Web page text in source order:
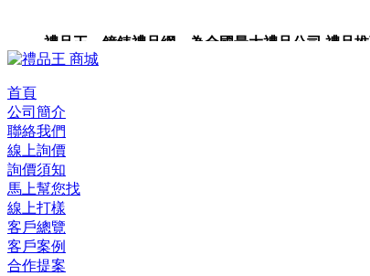
禮品王 鐘錶禮品網 為全國最大禮品公司,禮品推
首頁
公司簡介
聯絡我們
線上詢價
詢價須知
馬上幫您找
線上打樣
客戶總覽
客戶案例
合作提案